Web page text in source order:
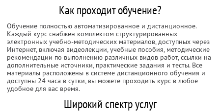
Как проходит обучение?
Обучение полностью автоматизированное и дистанционное.
Каждый курс снабжен комплектом структурированных
электронных учебно-методических материалов, доступных через
Интернет, включая видеолекции, учебные пособия, методические
рекомендации по выполнению различных видов работ, ссылки на
дополнительные источники, практические задания и тесты. Все
материалы расположены в системе дистанционного обучения и
доступны 24 часа в сутки, вы можете проходить курс в любое
удобное для вас время.
Широкий спектр услуг